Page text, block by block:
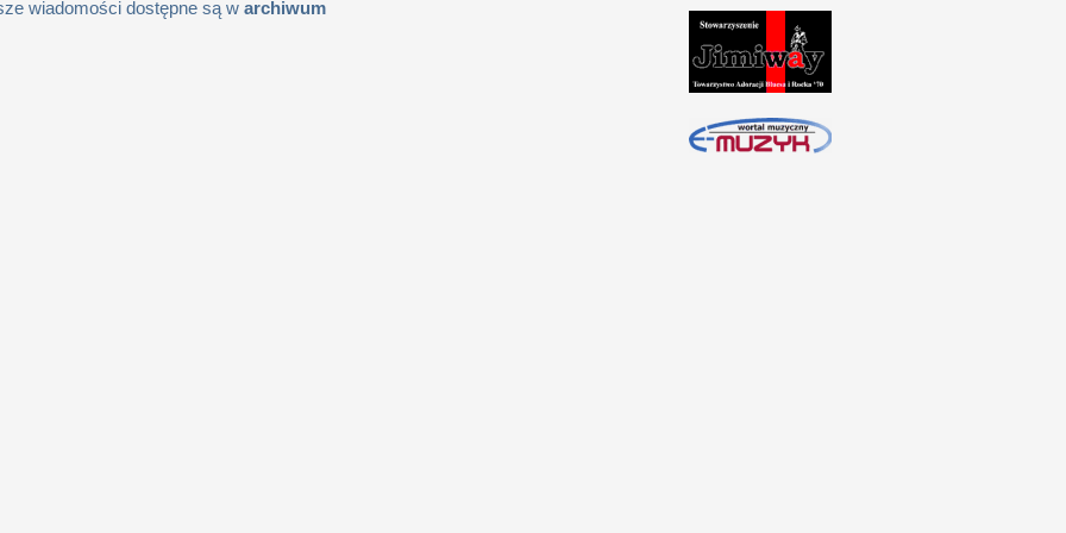
wiadomości dostępne są w archiwum